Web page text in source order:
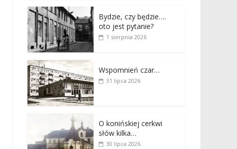
Bydzie, czy będzie….
oto jest pytanie?
1 sierpnia 2026
Wspomnień czar…
31 lipca 2026
O konińskiej cerkwi
słów kilka…
30 lipca 2026